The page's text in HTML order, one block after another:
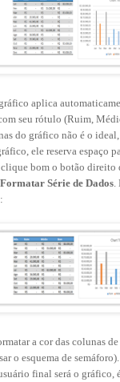
aplica
seu rótulo (Ruim,
do gráfico não é o
ele reserva espaço
bom o botão direito
Formatar Série de Dados
a cor das colunas
o esquema de
final será o gráfico,